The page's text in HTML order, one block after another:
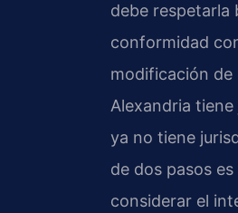
debe respetarla
conformidad
modificación de
Alexandria
ya no tiene
de dos pasos
considerar el